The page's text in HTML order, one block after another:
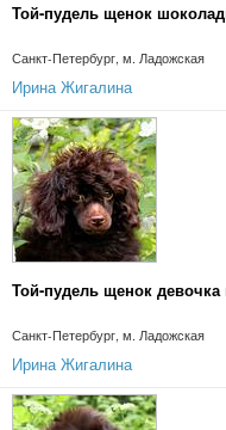
Той-пудель щенок
Санкт-Петербург, м. Ладожская
Ирина Жигалина
Той-пудель щенок
Санкт-Петербург, м. Ладожская
Ирина Жигалина